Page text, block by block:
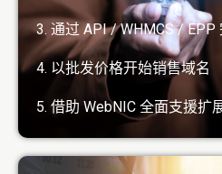
3. 通过 API / WHMCS / EPP
4. 以批发价格开始销售域名
5. 借助 WebNIC 全面支援扩